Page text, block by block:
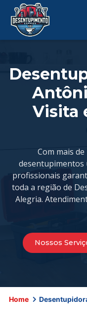
Visita
Com mais
desentupimentos
profissionais
toda a região de
Alegria.
Nossos
Home